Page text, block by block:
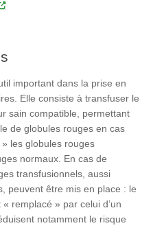
important dans la prise en
Elle consiste à transfuser le
sain compatible, permettant
de globules rouges en cas
les globules rouges
normaux. En cas de
transfusionnels, aussi
peuvent être mis en place : le
remplacé » par celui d’un
notamment le risque